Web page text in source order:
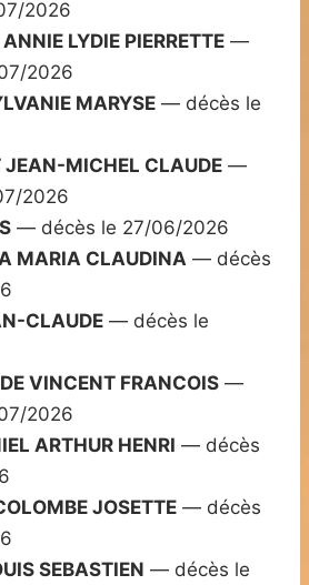
2026
LYDIE PIERRETTE —
2026
MARYSE — décès le
JEAN-MICHEL CLAUDE —
2026
— décès le 27/06/2026
MARIA CLAUDINA — décès
CLAUDE — décès le
VINCENT FRANCOIS —
2026
ARTHUR HENRI — décès
JOSETTE — décès
SEBASTIEN — décès le